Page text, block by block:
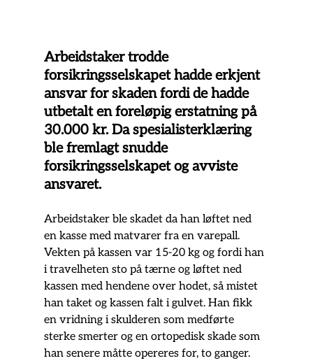
Arbeidstaker trodde
forsikringsselskapet hadde erkjent
ansvar for skaden fordi de hadde
utbetalt en foreløpig erstatning på
30.000 kr. Da spesialisterklæring
ble fremlagt snudde
forsikringsselskapet og avviste
ansvaret.
Arbeidstaker ble skadet da han løftet ned
en kasse med matvarer fra en varepall.
Vekten på kassen var 15-20 kg og fordi han
i travelheten sto på tærne og løftet ned
kassen med hendene over hodet, så mistet
han taket og kassen falt i gulvet. Han fikk
en vridning i skulderen som medførte
sterke smerter og en ortopedisk skade som
han senere måtte opereres for, to ganger.